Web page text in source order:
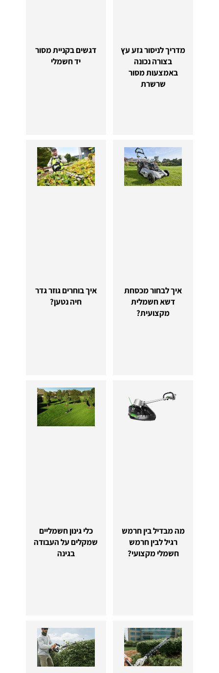
מדריך לניסור גזע עץ
בצורה נכונה
באמצעות מסור
שרשרת
דגשים בקניית מסור
יד חשמלי
איך לבחור מכסחת
דשא חשמלית
מקצועית?
איך בוחרים גוזר גדר
חיה נטען?
מה מבדיל בין חרמש
רגיל לבין חרמש
חשמלי מקצועי?
כלי גינון חשמליים
שמקלים על העבודה
בגינה